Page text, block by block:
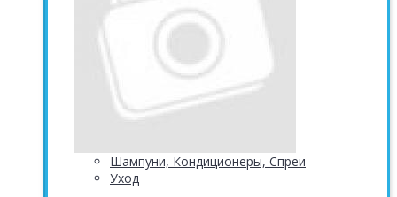
Шампуни, Кондиционеры, Спреи
Уход